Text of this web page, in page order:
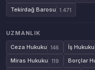
Tekirdağ Barosu 1.471
UZMANLIK
Ceza Hukuku
146 İş Hukuku
Miras Hukuku 119 Borçlar